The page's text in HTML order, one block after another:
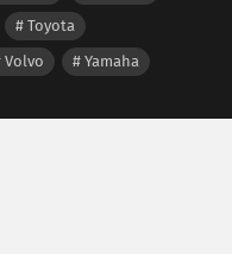
Toyota
Volvo Yamaha